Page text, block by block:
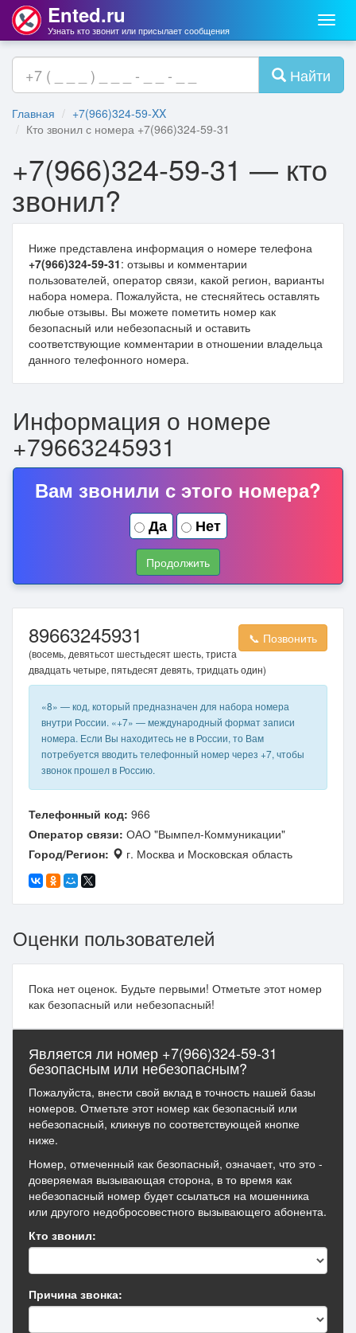
Меню
Ented.ru
Узнать кто звонит или присылает сообщения
Найти
Главная
+7(966)324-59-XX
Кто звонил с номера +7(966)324-59-31
+7(966)324-59-31 — кто
звонил?
Ниже представлена информация о номере телефона
+7(966)324-59-31: отзывы и комментарии
пользователей, оператор связи, какой регион, варианты
набора номера. Пожалуйста, не стесняйтесь оставлять
любые отзывы. Вы можете пометить номер как
безопасный или небезопасный и оставить
соответствующие комментарии в отношении владельца
данного телефонного номера.
Информация о номере
+79663245931
Вам звонили с этого номера?
Да Нет
Продолжить
89663245931 📞 Позвонить
(восемь, девятьсот шестьдесят шесть, триста
двадцать четыре, пятьдесят девять, тридцать один)
«8» — код, который предназначен для набора номера
внутри России. «+7» — международный формат записи
номера. Если Вы находитесь не в России, то Вам
потребуется вводить телефонный номер через +7, чтобы
звонок прошел в Россию.
Телефонный код: 966
Оператор связи: ОАО "Вымпел-Коммуникации"
Город/Регион:
г. Москва и Московская область
Оценки пользователей
Пока нет оценок. Будьте первыми! Отметьте этот номер
как безопасный или небезопасный!
Является ли номер +7(966)324-59-31
безопасным или небезопасным?
Пожалуйста, внести свой вклад в точность нашей базы
номеров. Отметьте этот номер как безопасный или
небезопасный, кликнув по соответствующей кнопке
ниже.
Номер, отмеченный как безопасный, означает, что это -
доверяемая вызывающая сторона, в то время как
небезопасный номер будет ссылаться на мошенника
или другого недобросовестного вызывающего абонента.
Кто звонил:
Причина звонка: